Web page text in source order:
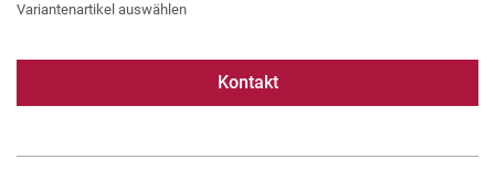
Variantenartikel auswählen
Kontakt